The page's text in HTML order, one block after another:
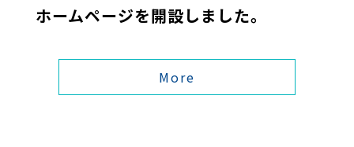
ホームページを開設しました。
More